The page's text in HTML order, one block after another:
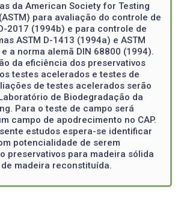
da American Society for Testing
para avaliação do controle de
2017 (1994b) e para controle de
ASTM D-1413 (1994a) e ASTM
a norma alemã DIN 68800 (1994).
da eficiência dos preservativos
testes acelerados e testes de
de testes acelerados serão
de Biodegradação da
Para o teste de campo será
campo de apodrecimento no CAP.
estudos espera-se identificar
potencialidade de serem
preservativos para madeira sólida
madeira reconstituída.